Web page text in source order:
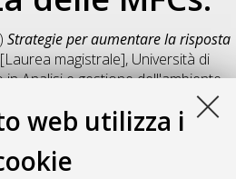
web utilizza i
Strategie per aumentare la risposta
[Laurea magistrale], Università di
inAnalisi e gestione dell'ambiente
, Documento full-text non disponibile
Condividi
per scelta dell'autore. (